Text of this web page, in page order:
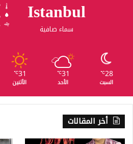
Istanbul
سماء صافية
28
℃
السبت
31
℃
الأحد
31
℃
الأثنين
أخر المقالات